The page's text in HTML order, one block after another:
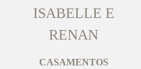
ISABELLE E
RENAN
CASAMENTOS